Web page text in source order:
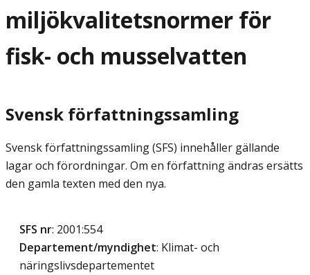
miljökvalitetsnormer för
fisk- och musselvatten
Svensk författningssamling
Svensk författningssamling (SFS) innehåller gällande
lagar och förordningar. Om en författning ändras ersätts
den gamla texten med den nya.
SFS nr: 2001:554
Departement/myndighet: Klimat- och
näringslivsdepartementet